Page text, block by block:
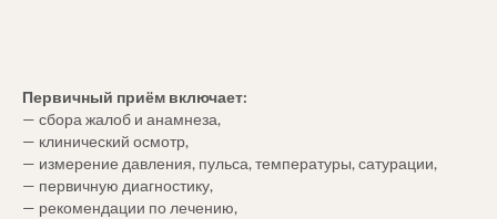
Первичный приём включает:
— сбора жалоб и анамнеза,
— клинический осмотр,
— измерение давления, пульса, температуры, сатурации,
— первичную диагностику,
— рекомендации по лечению,